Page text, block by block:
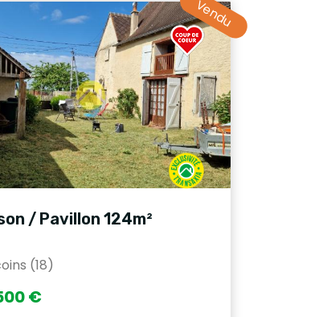
Vendu
/ Pavillon 124m²
(18)
€